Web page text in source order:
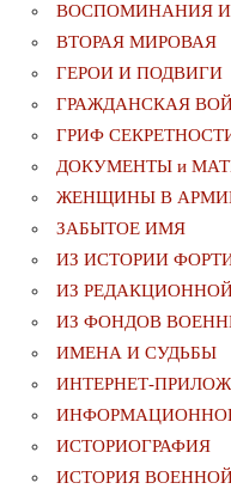
ВОСПОМИНАНИЯ И
ВТОРАЯ МИРОВАЯ
ГЕРОИ И ПОДВИГИ
ГРАЖДАНСКАЯ
ГРИФ
ДОКУМЕНТЫ и
ЖЕНЩИНЫ В
ЗАБЫТОЕ ИМЯ
ИЗ ИСТОРИИ
ИЗ
ИЗ ФОНДОВ
ИМЕНА И СУДЬБЫ
ИНТЕРНЕТ-
ИСТОРИОГРАФИЯ
ИСТОРИЯ